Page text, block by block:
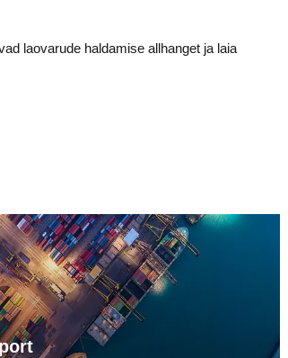
laovarude haldamise allhanget ja laia